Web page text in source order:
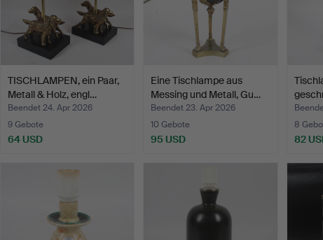
TISCHLAMPEN, ein Paar,
Metall & Holz, engl…
Beendet 24. Apr 2026
9 Gebote
64 USD
Eine Tischlampe aus
Messing und Metall, Gu…
Beendet 23. Apr 2026
10 Gebote
95 USD
8
82